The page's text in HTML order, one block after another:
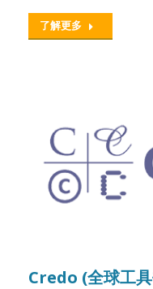
了解更多
Credo (全球工